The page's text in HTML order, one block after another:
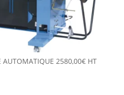
AUTOMATIQUE 2580,00€ HT